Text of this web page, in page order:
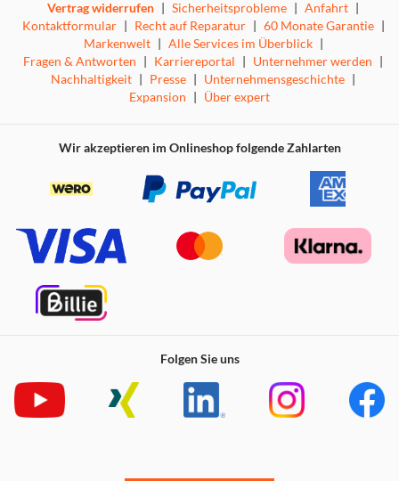
Vertrag widerrufen | Sicherheitsprobleme | Anfahrt |
Kontaktformular | Recht auf Reparatur | 60 Monate Garantie |
Markenwelt | Alle Services im Überblick |
Fragen & Antworten | Karriereportal | Unternehmer werden |
Nachhaltigkeit | Presse | Unternehmensgeschichte |
Expansion | Über expert
Wir akzeptieren im Onlineshop folgende Zahlarten
Folgen Sie uns